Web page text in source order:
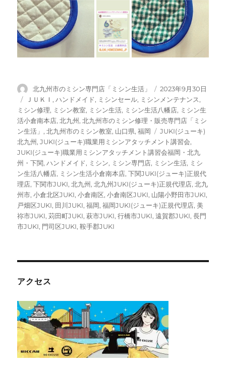
投
稿
者
北九州市のミシン専門店「ミシン生活」
投
稿
日:
2023年9月30日
カ
テ
ゴ
リ
ー
ＪＵＫＩ ,ハンドメイド, ミシンセール, ミシンメンテナンス,
ミシン修理, ミシン教室, ミシン生活, ミシン生活八幡店, ミシン生
活小倉南本店,北九州 ,北九州市のミシン修理・販売専門店「ミシ
ン生活」 ,北九州市のミシン教室, 山口県,福岡
タ
グ
JUKI(ジューキ)
北九州 ,JUKI(ジューキ)職業用ミシンアタッチメント講習会,
JUKI(ジューキ)職業用ミシンアタッチメント講習会福岡・北九
州・下関,ハンドメイド, ミシン, ミシン専門店, ミシン生活, ミシ
ン生活八幡店, ミシン生活小倉南本店,下関JUKI(ジューキ)正規代
理店,下関市JUKI,北九州 ,北九州JUKI(ジューキ)正規代理店,北九
州市,小倉北区JUKI,小倉南区,小倉南区JUKI, 山陽小野田市JUKI,
戸畑区JUKI, 田川JUKI,福岡,福岡JUKI(ジューキ)正規代理店, 美
祢市JUKI,苅田町JUKI,萩市JUKI,行橋市JUKI,遠賀郡JUKI,長門
市JUKI, 門司区JUKI,鞍手郡JUKI
アクセス